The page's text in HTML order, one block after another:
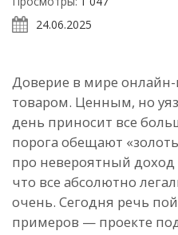
24.06.2025
Доверие в мире
товаром. Ценным, но
день приносит все
порога обещают
про невероятный
что все абсолютно
очень. Сегодня речь
примеров — проекте